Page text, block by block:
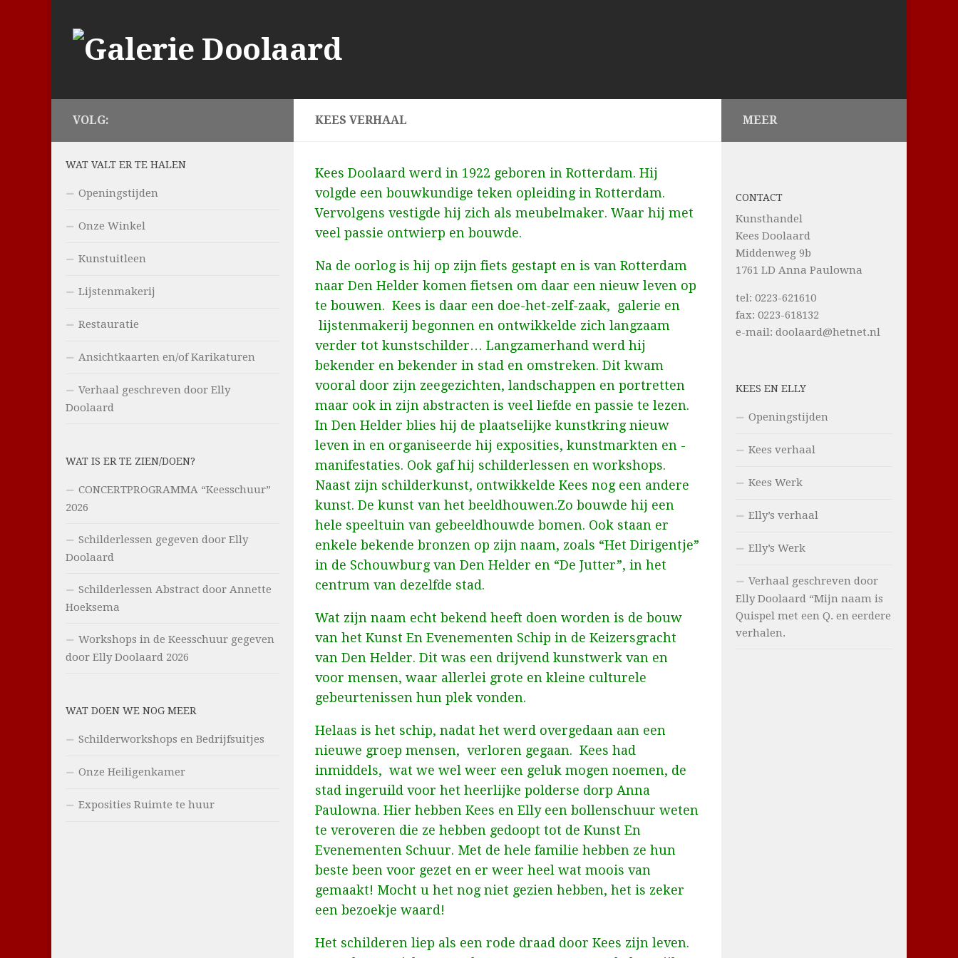
KEES VERHAAL
Kees Doolaard werd in 1922 geboren in Rotterdam. Hij
volgde een bouwkundige teken opleiding in Rotterdam.
Vervolgens vestigde hij zich als meubelmaker. Waar hij met
veel passie ontwierp en bouwde.
Na de oorlog is hij op zijn fiets gestapt en is van Rotterdam
naar Den Helder komen fietsen om daar een nieuw leven op
te bouwen. Kees is daar een doe-het-zelf-zaak, galerie en
lijstenmakerij begonnen en ontwikkelde zich langzaam
verder tot kunstschilder… Langzamerhand werd hij
bekender en bekender in stad en omstreken. Dit kwam
vooral door zijn zeegezichten, landschappen en portretten
maar ook in zijn abstracten is veel liefde en passie te lezen.
In Den Helder blies hij de plaatselijke kunstkring nieuw
leven in en organiseerde hij exposities, kunstmarkten en -
manifestaties. Ook gaf hij schilderlessen en workshops.
Naast zijn schilderkunst, ontwikkelde Kees nog een andere
kunst. De kunst van het beeldhouwen.Zo bouwde hij een
hele speeltuin van gebeeldhouwde bomen. Ook staan er
enkele bekende bronzen op zijn naam, zoals “Het Dirigentje”
in de Schouwburg van Den Helder en “De Jutter”, in het
centrum van dezelfde stad.
Wat zijn naam echt bekend heeft doen worden is de bouw
van het Kunst En Evenementen Schip in de Keizersgracht
van Den Helder. Dit was een drijvend kunstwerk van en
voor mensen, waar allerlei grote en kleine culturele
gebeurtenissen hun plek vonden.
Helaas is het schip, nadat het werd overgedaan aan een
nieuwe groep mensen, verloren gegaan. Kees had
inmiddels, wat we wel weer een geluk mogen noemen, de
stad ingeruild voor het heerlijke polderse dorp Anna
Paulowna. Hier hebben Kees en Elly een bollenschuur weten
te veroveren die ze hebben gedoopt tot de Kunst En
Evenementen Schuur. Met de hele familie hebben ze hun
beste been voor gezet en er weer heel wat moois van
gemaakt! Mocht u het nog niet gezien hebben, het is zeker
een bezoekje waard!
Het schilderen liep als een rode draad door Kees zijn leven.
VOLG:
WAT VALT ER TE HALEN
Openingstijden
Onze Winkel
Kunstuitleen
Lijstenmakerij
Restauratie
Ansichtkaarten en/of Karikaturen
Verhaal geschreven door Elly
Doolaard
WAT IS ER TE ZIEN/DOEN?
CONCERTPROGRAMMA “Keesschuur”
2026
Schilderlessen gegeven door Elly
Doolaard
Schilderlessen Abstract door Annette
Hoeksema
Workshops in de Keesschuur gegeven
door Elly Doolaard 2026
WAT DOEN WE NOG MEER
Schilderworkshops en Bedrijfsuitjes
Onze Heiligenkamer
Exposities Ruimte te huur
MEER
CONTACT
Kunsthandel
Kees Doolaard
Middenweg 9b
1761 LD Anna Paulowna
tel: 0223-621610
fax: 0223-618132
e-mail: doolaard@hetnet.nl
KEES EN ELLY
Openingstijden
Kees verhaal
Kees Werk
Elly’s verhaal
Elly’s Werk
Verhaal geschreven door
Elly Doolaard “Mijn naam is
Quispel met een Q. en eerdere
verhalen.